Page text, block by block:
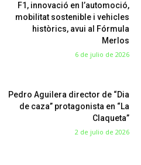
F1, innovació en l’automoció,
mobilitat sostenible i vehicles
històrics, avui al Fórmula
Merlos
6 de julio de 2026
Pedro Aguilera director de “Dia
de caza” protagonista en “La
Claqueta”
2 de julio de 2026